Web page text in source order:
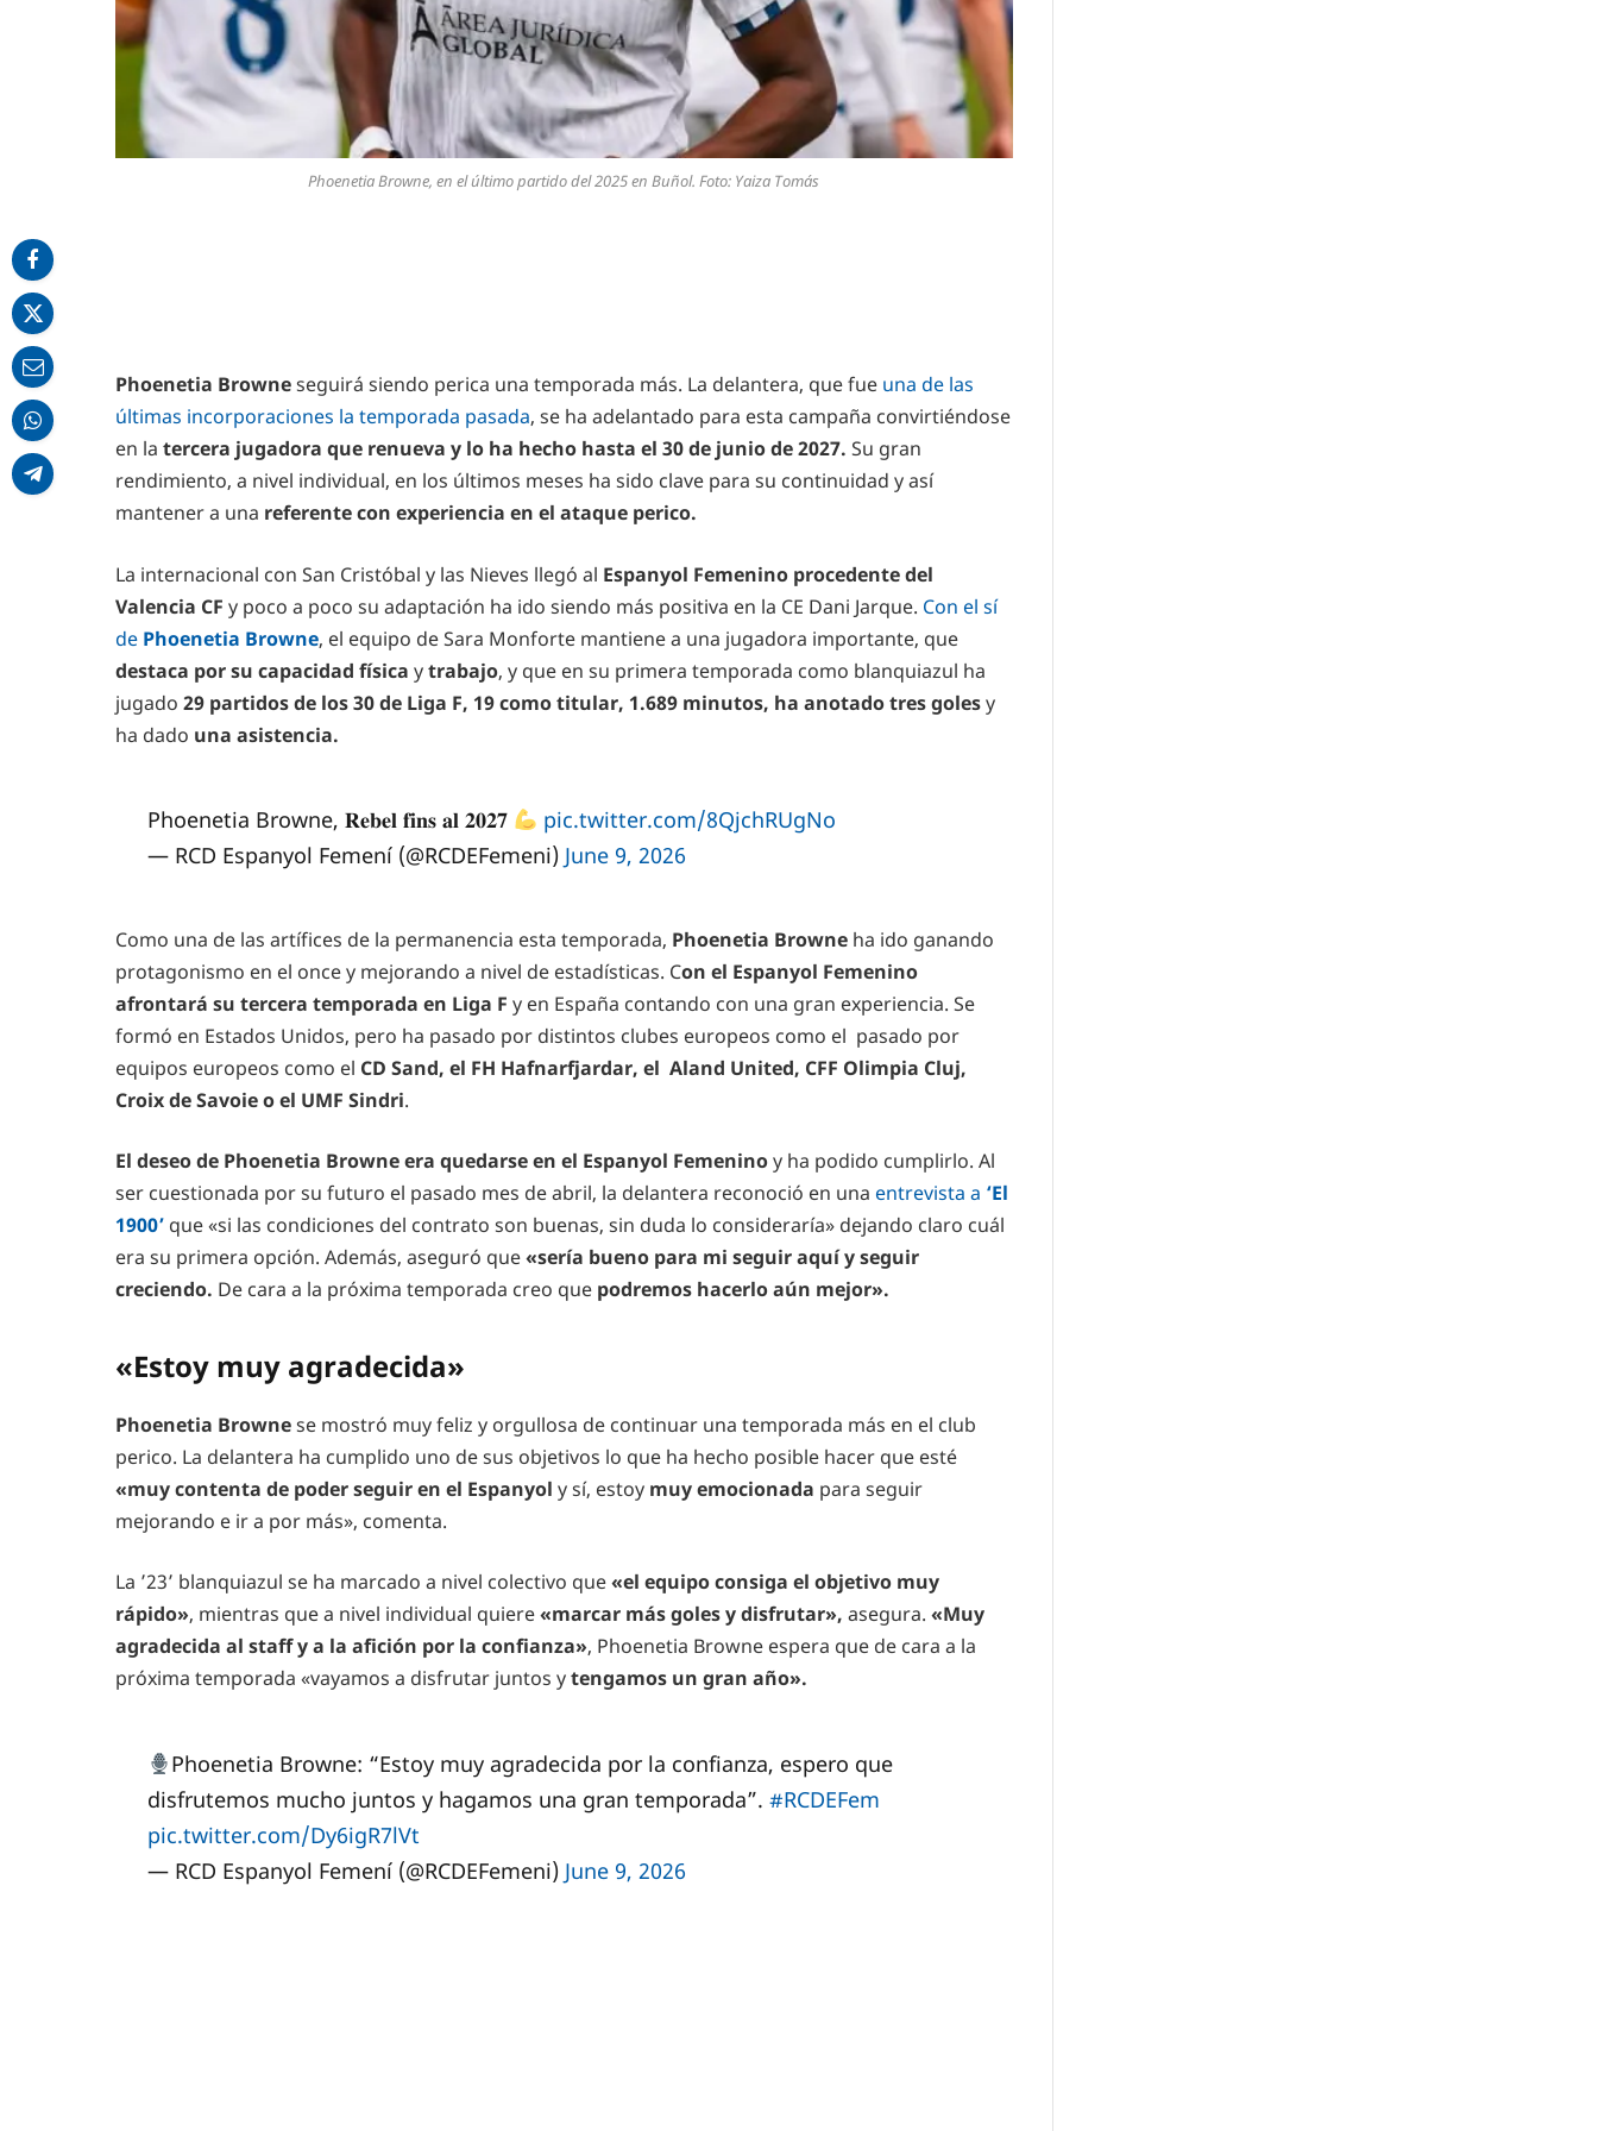
Phoenetia Browne, en el último partido del 2025 en Buñol. Foto: Yaiza Tomás
Phoenetia Browneseguirá siendo perica una temporada más. La delantera, que fue una de las
últimas incorporaciones la temporada pasada, se ha adelantado para esta campaña convirtiéndose
en la tercera jugadora que renueva y lo ha hecho hasta el 30 de junio de 2027. Su gran
rendimiento, a nivel individual, en los últimos meses ha sido clave para su continuidad y así
mantener a una referente con experiencia en el ataque perico.
La internacional con San Cristóbal y las Nieves llegó al Espanyol Femenino procedente del
Valencia CF y poco a poco su adaptación ha ido siendo más positiva en la CE Dani Jarque. Con el sí
de Phoenetia Browne, el equipo de Sara Monforte mantiene a una jugadora importante, que
destaca por su capacidad física ytrabajo, y que en su primera temporada como blanquiazul ha
jugado 29 partidos de los 30 de Liga F, 19 como titular, 1.689 minutos, ha anotado tres golesy
ha dado una asistencia.
Phoenetia Browne, 𝐑𝐞𝐛𝐞𝐥 𝐟𝐢𝐧𝐬 𝐚𝐥 𝟐𝟎𝟐𝟕
pic.twitter.com/8QjchRUgNo
— RCD Espanyol Femení (@RCDEFemeni) June 9, 2026
Como una de las artífices de la permanencia esta temporada, Phoenetia Browne ha ido ganando
protagonismo en el once y mejorando a nivel de estadísticas. Con el Espanyol Femenino
afrontará su tercera temporada en Liga F y en España contando con una gran experiencia. Se
formó en Estados Unidos, pero ha pasado por distintos clubes europeos como el pasado por
equipos europeos como el CD Sand, el FH Hafnarfjardar, el Aland United, CFF Olimpia Cluj,
Croix de Savoie o el UMF Sindri.
El deseo de Phoenetia Browne era quedarse en el Espanyol Femeninoy ha podido cumplirlo. Al
ser cuestionada por su futuro el pasado mes de abril, la delantera reconoció en una entrevista a ‘El
1900’ que «si las condiciones del contrato son buenas, sin duda lo consideraría» dejando claro cuál
era su primera opción. Además, aseguró que«sería bueno para mi seguir aquí y seguir
creciendo. De cara a la próxima temporada creo que podremos hacerlo aún mejor».
«Estoy muy agradecida»
Phoenetia Brownese mostró muy feliz y orgullosa de continuar una temporada más en el club
perico. La delantera ha cumplido uno de sus objetivos lo que ha hecho posible hacer que esté
«muy contenta de poder seguir en el Espanyol y sí, estoy muy emocionada para seguir
mejorando e ir a por más», comenta.
La ’23’ blanquiazul se ha marcado a nivel colectivo que«el equipo consiga el objetivo muy
rápido», mientras que a nivel individual quiere«marcar más goles y disfrutar», asegura. «Muy
agradecida al staff y a la afición por la confianza», Phoenetia Browne espera que de cara a la
próxima temporada «vayamos a disfrutar juntos ytengamos un gran año».
Phoenetia Browne: “Estoy muy agradecida por la confianza, espero que
disfrutemos mucho juntos y hagamos una gran temporada”. #RCDEFem
pic.twitter.com/Dy6igR7lVt
— RCD Espanyol Femení (@RCDEFemeni) June 9, 2026